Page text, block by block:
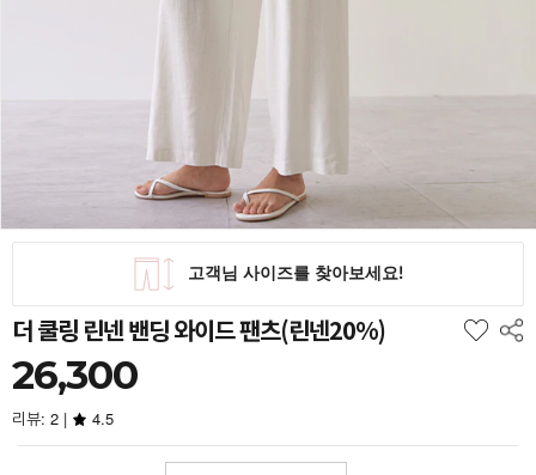
더 쿨링 린넨 밴딩 와이드 팬츠(린넨20%)
26,300
리뷰: 2 | 4.5